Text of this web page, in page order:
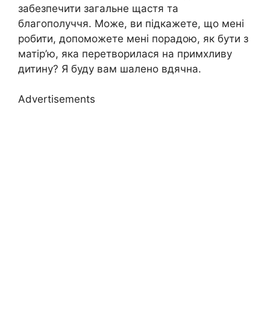
забезпечити загальне щастя та
благополуччя. Може, ви підкажете, що мені
робити, допоможете мені порадою, як бути з
матір’ю, яка перетворилася на примхливу
дитину? Я буду вам шалено вдячна.
Advertisements